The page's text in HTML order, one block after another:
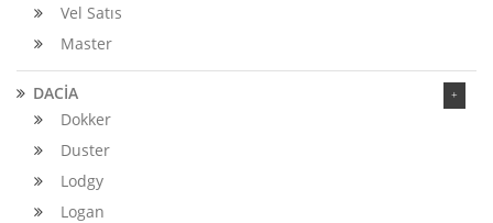
Vel Satıs
Master
DACİA
Dokker
Duster
Lodgy
Logan